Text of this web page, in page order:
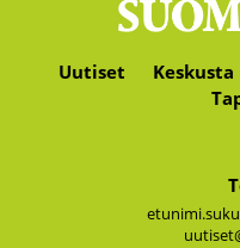
Uutiset Keskusta